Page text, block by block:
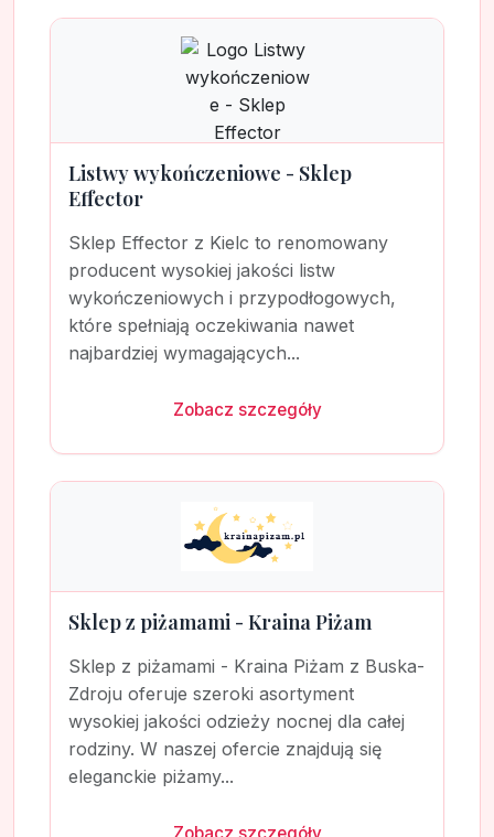
Listwy wykończeniowe - Sklep
Effector
Sklep Effector z Kielc to renomowany
producent wysokiej jakości listw
wykończeniowych i przypodłogowych,
które spełniają oczekiwania nawet
najbardziej wymagających...
Zobacz szczegóły
Sklep z piżamami - Kraina Piżam
Sklep z piżamami - Kraina Piżam z Buska-
Zdroju oferuje szeroki asortyment
wysokiej jakości odzieży nocnej dla całej
rodziny. W naszej ofercie znajdują się
eleganckie piżamy...